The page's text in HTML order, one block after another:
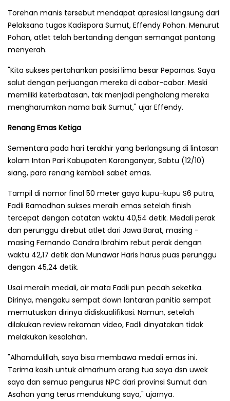
Torehan manis tersebut mendapat apresiasi langsung dari
Pelaksana tugas Kadispora Sumut, Effendy Pohan. Menurut
Pohan, atlet telah bertanding dengan semangat pantang
menyerah.
"Kita sukses pertahankan posisi lima besar Peparnas. Saya
salut dengan perjuangan mereka di cabor-cabor. Meski
memiliki keterbatasan, tak menjadi penghalang mereka
mengharumkan nama baik Sumut," ujar Effendy.
Renang Emas Ketiga
Sementara pada hari terakhir yang berlangsung di lintasan
kolam Intan Pari Kabupaten Karanganyar, Sabtu (12/10)
siang, para renang kembali sabet emas.
Tampil di nomor final 50 meter gaya kupu-kupu S6 putra,
Fadli Ramadhan sukses meraih emas setelah finish
tercepat dengan catatan waktu 40,54 detik. Medali perak
dan perunggu direbut atlet dari Jawa Barat, masing -
masing Fernando Candra Ibrahim rebut perak dengan
waktu 42,17 detik dan Munawar Haris harus puas perunggu
dengan 45,24 detik.
Usai meraih medali, air mata Fadli pun pecah seketika.
Dirinya, mengaku sempat down lantaran panitia sempat
memutuskan dirinya didiskualifikasi. Namun, setelah
dilakukan review rekaman video, Fadli dinyatakan tidak
melakukan kesalahan.
"Alhamdulillah, saya bisa membawa medali emas ini.
Terima kasih untuk almarhum orang tua saya dsn uwek
saya dan semua pengurus NPC dari provinsi Sumut dan
Asahan yang terus mendukung saya," ujarnya.